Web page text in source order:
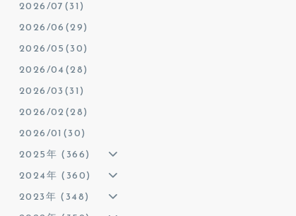
2026/07(31)
2026/06(29)
2026/05(30)
2026/04(28)
2026/03(31)
2026/02(28)
2026/01(30)
2025年 (366)
2024年 (360)
2023年 (348)